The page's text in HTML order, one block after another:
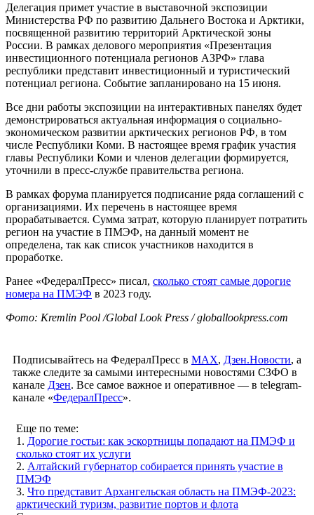
Делегация примет участие в выставочной экспозиции
Министерства РФ по развитию Дальнего Востока и Арктики,
посвященной развитию территорий Арктической зоны
России. В рамках делового мероприятия «Презентация
инвестиционного потенциала регионов АЗРФ» глава
республики представит инвестиционный и туристический
потенциал региона. Событие запланировано на 15 июня.
Все дни работы экспозиции на интерактивных панелях будет
демонстрироваться актуальная информация о социально-
экономическом развитии арктических регионов РФ, в том
числе Республики Коми. В настоящее время график участия
главы Республики Коми и членов делегации формируется,
уточнили в пресс-службе правительства региона.
В рамках форума планируется подписание ряда соглашений с
организациями. Их перечень в настоящее время
прорабатывается. Сумма затрат, которую планирует потратить
регион на участие в ПМЭФ, на данный момент не
определена, так как список участников находится в
проработке.
Ранее «ФедералПресс» писал, сколько стоят самые дорогие
номера на ПМЭФ в 2023 году.
Фото: Kremlin Pool /Global Look Press / globallookpress.com
Подписывайтесь на ФедералПресс в МАХ, Дзен.Новости, а
также следите за самыми интересными новостями СЗФО в
канале Дзен. Все самое важное и оперативное — в telegram-
канале «ФедералПресс».
Еще по теме:
1. Дорогие гостьи: как эскортницы попадают на ПМЭФ и
сколько стоят их услуги
2. Алтайский губернатор собирается принять участие в
ПМЭФ
3. Что представит Архангельская область на ПМЭФ-2023:
арктический туризм, развитие портов и флота